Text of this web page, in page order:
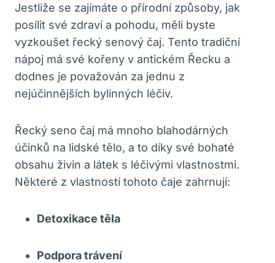
Jestliže se zajímáte o přírodní způsoby, jak
posílit své zdraví a pohodu, měli byste
vyzkoušet řecký senový čaj. Tento tradiční
nápoj má své kořeny v antickém Řecku a
dodnes je považován za jednu z
nejúčinnějších bylinných léčiv.
Řecký seno čaj má mnoho blahodárných
účinků na lidské tělo, a to díky své bohaté
obsahu živin a látek s léčivými vlastnostmi.
Některé z vlastností tohoto čaje zahrnují:
Detoxikace těla
Podpora trávení